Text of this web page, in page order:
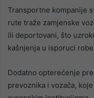
Transportne kompanije
rute traže zamjenske
ili deportovani, što
kašnjenja u isporuci
Dodatno opterećenje
prevoznika i vozača,